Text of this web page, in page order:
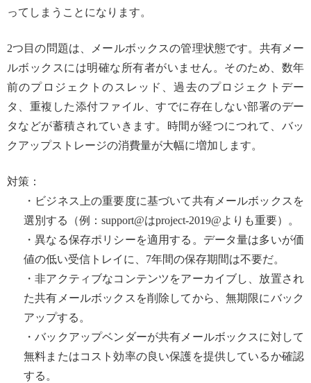
ってしまうことになります。
2つ目の問題は、メールボックスの管理状態です。共有メー
ルボックスには明確な所有者がいません。そのため、数年
前のプロジェクトのスレッド、過去のプロジェクトデー
タ、重複した添付ファイル、すでに存在しない部署のデー
タなどが蓄積されていきます。時間が経つにつれて、バッ
クアップストレージの消費量が大幅に増加します。
対策：
・ビジネス上の重要度に基づいて共有メールボックスを
選別する（例：support@はproject-2019@よりも重要）。
・異なる保存ポリシーを適用する。データ量は多いが価
値の低い受信トレイに、7年間の保存期間は不要だ。
・非アクティブなコンテンツをアーカイブし、放置され
た共有メールボックスを削除してから、無期限にバック
アップする。
・バックアップベンダーが共有メールボックスに対して
無料またはコスト効率の良い保護を提供しているか確認
する。